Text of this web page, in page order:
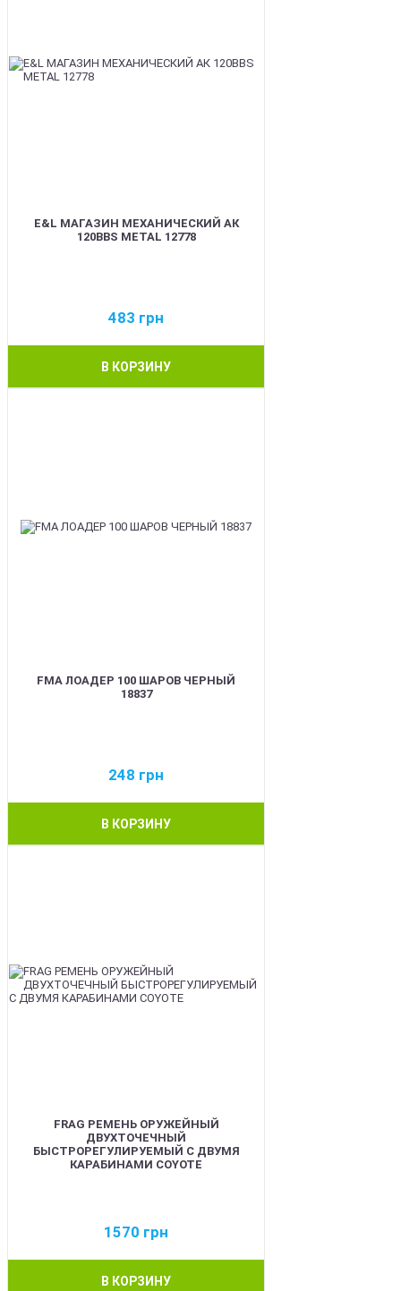
E&L МАГАЗИН МЕХАНИЧЕСКИЙ АК
120BBS METAL 12778
483 грн
В КОРЗИНУ
FMA ЛОАДЕР 100 ШАРОВ ЧЕРНЫЙ
18837
248 грн
В КОРЗИНУ
FRAG РЕМЕНЬ ОРУЖЕЙНЫЙ
ДВУХТОЧЕЧНЫЙ
БЫСТРОРЕГУЛИРУЕМЫЙ С ДВУМЯ
КАРАБИНАМИ COYOTE
1570 грн
В КОРЗИНУ